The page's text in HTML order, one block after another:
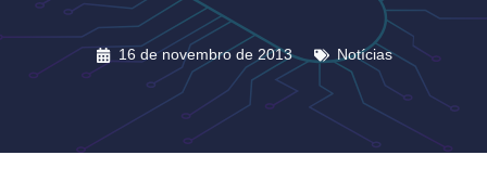
16 de novembro de 2013 Notícias